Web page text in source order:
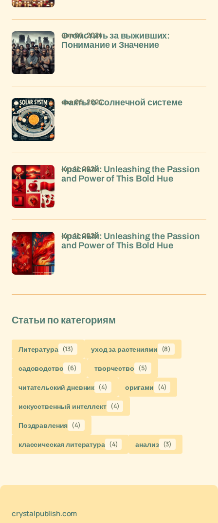
Отомстить за выживших:
Понимание и Значение
ноя 06, 2024
Факты о Солнечной системе
ноя 06, 2024
Красный: Unleashing the Passion
and Power of This Bold Hue
окт 11, 2024
Красный: Unleashing the Passion
and Power of This Bold Hue
окт 11, 2024
Статьи по категориям
Литература (13) уход за растениями (8)
садоводство (6) творчество (5)
читательский дневник (4) оригами (4)
искусственный интеллект (4)
Поздравления (4)
классическая литература (4) анализ (3)
crystalpublish.com